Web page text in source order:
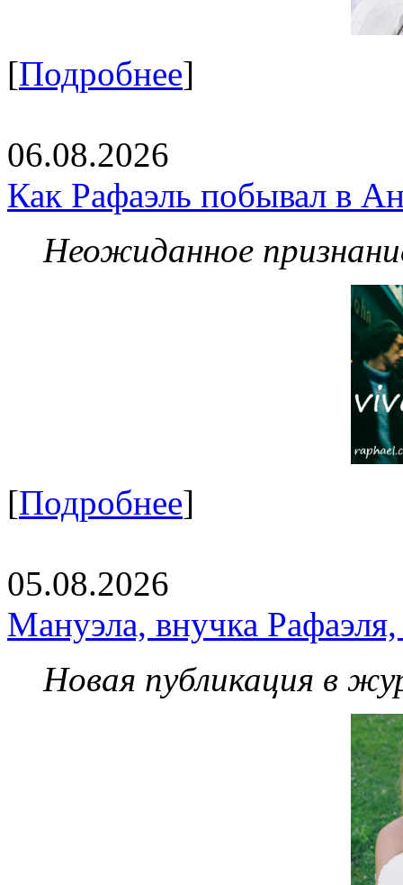
[Подробнее]
06.08.2026
Как Рафаэль побывал в
Неожиданное
[Подробнее]
05.08.2026
Мануэла, внучка
Новая публикация в